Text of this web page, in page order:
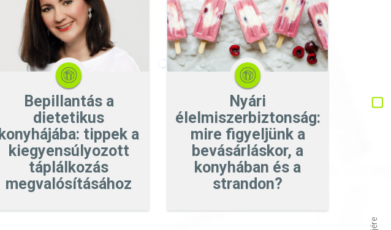
Bepillantás a
dietetikus
konyhájába: tippek a
kiegyensúlyozott
táplálkozás
megvalósításához
Nyári
élelmiszerbiztonság:
mire figyeljünk a
bevásárláskor, a
konyhában és a
strandon?